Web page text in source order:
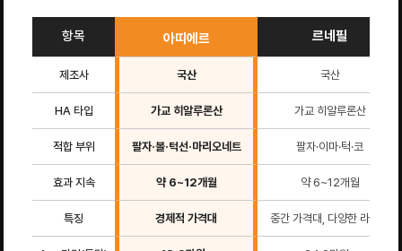
항목 아띠에르 르네필
제조사 국산 국산
HA 타입 가교 히알루론산 가교 히알루론산
적합 부위 팔자·볼·턱선·마리오네트 팔자·이마·턱·코
효과 지속 약 6~12개월 약 6~12개월
특징 경제적 가격대 중간 가격대, 다양한 라인업